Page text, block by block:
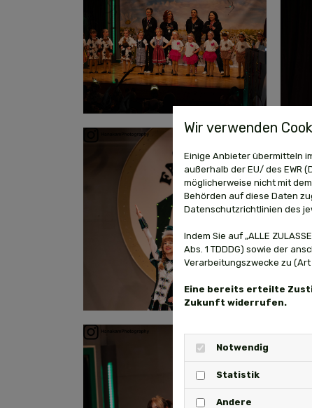
Wir verwenden
Einige Anbieter übermitteln
außerhalb der EU/ des EWR
möglicherweise nicht mit
Behörden auf diese Daten
Datenschutzrichtlinien des
Indem Sie auf „ALLE
Abs. 1 TDDDG) sowie der
Verarbeitungszwecke zu (Art
Eine bereits erteilte
Zukunft widerrufen.
Notwendig
Statistik
Andere